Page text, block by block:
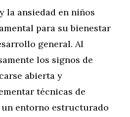
la ansiedad en niños
para su bienestar
general. Al
los signos de
abierta y
técnicas de
entorno estructurado